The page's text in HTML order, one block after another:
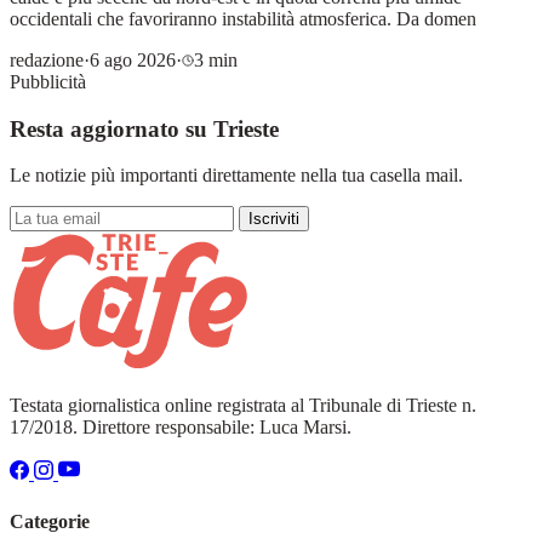
occidentali che favoriranno instabilità atmosferica. Da domen
redazione·6 ago 2026·
3 min
Pubblicità
Resta aggiornato su Trieste
Le notizie più importanti direttamente nella tua casella mail.
Iscriviti
Testata giornalistica online registrata al Tribunale di Trieste n.
17/2018. Direttore responsabile: Luca Marsi.
Categorie